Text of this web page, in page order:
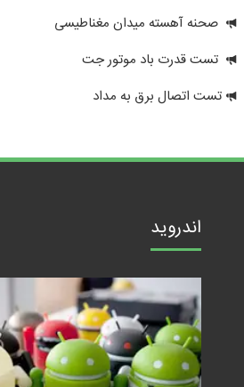
صحنه آهسته میدان مغناطیسی
تست قدرت باد موتور جت
تست اتصال برق به مداد
اندروید